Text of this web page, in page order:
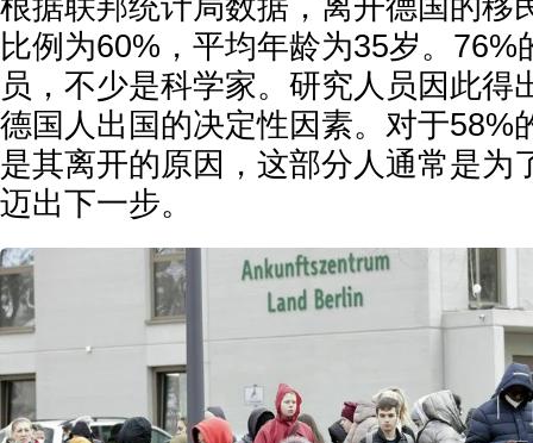
根据联邦统计局数据，离开德国的移
比例为60%，平均年龄为35岁。76%
员，不少是科学家。研究人员因此得
德国人出国的决定性因素。对于58%
是其离开的原因，这部分人通常是为
迈出下一步。